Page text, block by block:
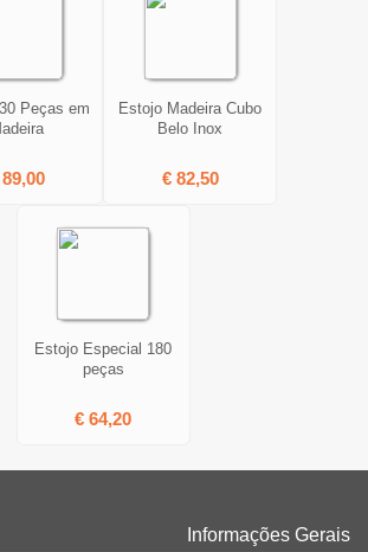
Peças em
Estojo Madeira Cubo
Belo Inox
€ 82,50
Estojo Especial 180
peças
€ 64,20
Informações Gerais